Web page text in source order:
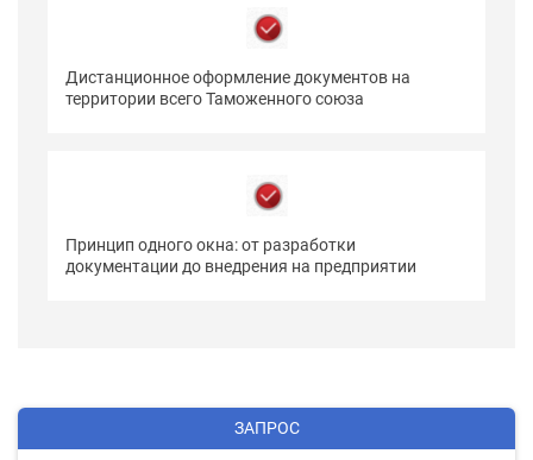
Дистанционное оформление документов на
территории всего Таможенного союза
Принцип одного окна: от разработки
документации до внедрения на предприятии
ЗАПРОС